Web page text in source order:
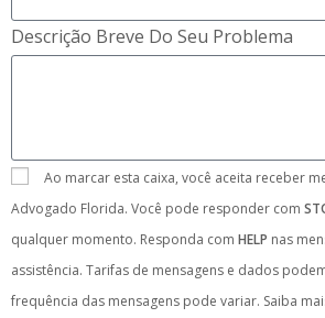
Descrição Breve Do Seu Problema
Ao marcar esta caixa, você aceita receber
Advogado Florida. Você pode responder com
qualquer momento. Responda com HELP nas
assistência. Tarifas de mensagens e dados
frequência das mensagens pode variar. Saiba